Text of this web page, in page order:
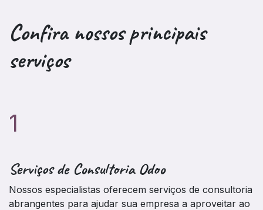
Confira nossosprincipais
serviços
1
Serviços de Consultoria Odoo
Nossos especialistas oferecem serviços de consultoria
abrangentes para ajudar sua empresa a aproveitar ao